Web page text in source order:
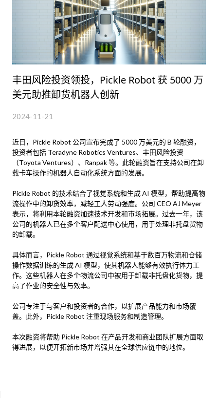
丰田风险投资领投，Pickle Robot 获 5000 万
美元助推卸货机器人创新
2024-11-21
近日，Pickle Robot 公司宣布完成了 5000 万美元的 B 轮融资，
投资者包括 Teradyne Robotics Ventures、丰田风险投资
（Toyota Ventures）、Ranpak 等。此轮融资旨在支持公司在卸
载卡车操作的机器人自动化系统方面的发展。
Pickle Robot 的技术结合了视觉系统和生成 AI 模型，帮助提高物
流操作中的卸货效率，减轻工人劳动强度。公司 CEO AJ Meyer
表示，将利用本轮融资加速技术开发和市场拓展。过去一年，该
公司的机器人已在多个客户配送中心使用，用于处理非托盘货物
的卸载。
具体而言，Pickle Robot 通过视觉系统和基于数百万物流和仓储
操作数据训练的生成 AI 模型，使其机器人能够有效执行体力工
作。这些机器人在多个物流公司中被用于卸载非托盘化货物，提
高了作业的安全性与效率。
公司专注于与客户和投资者的合作，以扩展产品能力和市场覆
盖。此外，Pickle Robot 注重现场服务和制造管理。
本次融资将帮助 Pickle Robot 在产品开发和商业团队扩展方面取
得进展，以便开拓新市场并增强其在全球供应链中的地位。